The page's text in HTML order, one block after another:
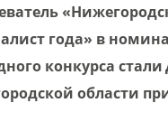
года» в
конкурса
области